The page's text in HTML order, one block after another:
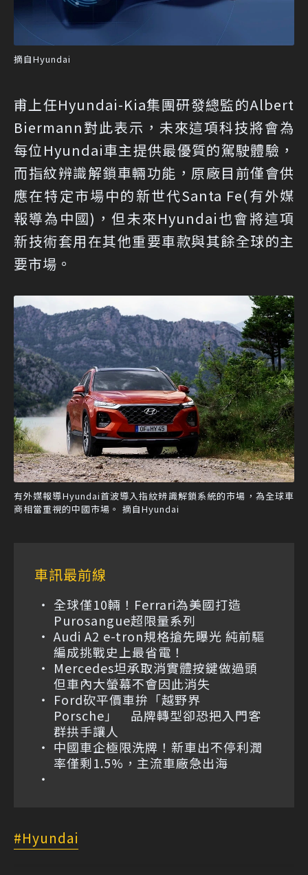
摘自Hyundai
甫上任Hyundai-Kia集團研發總監的Albert
Biermann對此表示，未來這項科技將會為
每位Hyundai車主提供最優質的駕駛體驗，
而指紋辨識解鎖車輛功能，原廠目前僅會供
應在特定市場中的新世代Santa Fe(有外媒
報導為中國)，但未來Hyundai也會將這項
新技術套用在其他重要車款與其餘全球的主
要市場。
有外媒報導Hyundai首波導入指紋辨識解鎖系統的市場，為全球車
商相當重視的中國市場。 摘自Hyundai
車訊最前線
全球僅10輛！Ferrari為美國打造
Purosangue超限量系列
Audi A2 e-tron規格搶先曝光 純前驅
編成挑戰史上最省電！
Mercedes坦承取消實體按鍵做過頭
但車內大螢幕不會因此消失
Ford砍平價車拚「越野界
Porsche」 品牌轉型卻恐把入門客
群拱手讓人
中國車企極限洗牌！新車出不停利潤
率僅剩1.5%，主流車廠急出海
Hyundai